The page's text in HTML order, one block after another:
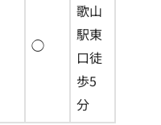
◯
歌山
駅東
口徒
歩5
分